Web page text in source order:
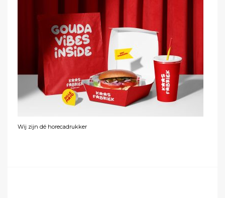
Wij zijn dé horecadrukker